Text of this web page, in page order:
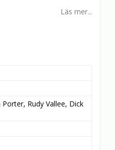
Läs mer...
Rudy Vallee, Dick